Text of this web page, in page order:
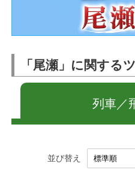
「尾瀬」に関する
列車／
並び替え